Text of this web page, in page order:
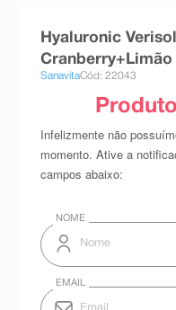
Hyaluronic
Cranberry+Limão
SanavitaCód: 22043
esmalte
10ºabsorvente